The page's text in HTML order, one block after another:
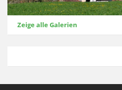
Zeige alle Galerien